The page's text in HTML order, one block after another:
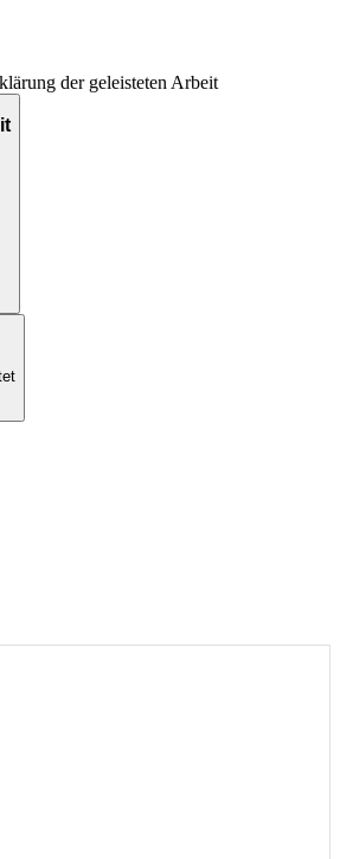
der geleisteten Arbeit